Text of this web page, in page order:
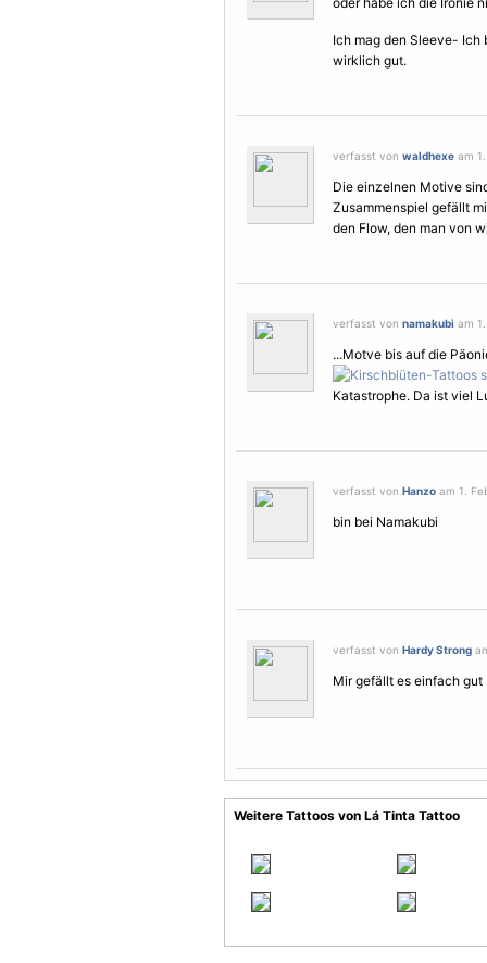
Ich mag den Sleeve-
wirklich gut.
verfasst von waldhexe am
Die einzelnen Motive
Zusammenspiel gefällt
den Flow, den man von
verfasst von namakubi am
...Motve bis auf die
Katastrophe. Da ist viel
verfasst von Hanzo am 1.
bin bei Namakubi
verfasst von Hardy Strong
Mir gefällt es einfach gut
Weitere Tattoos von Lá Tinta Tattoo